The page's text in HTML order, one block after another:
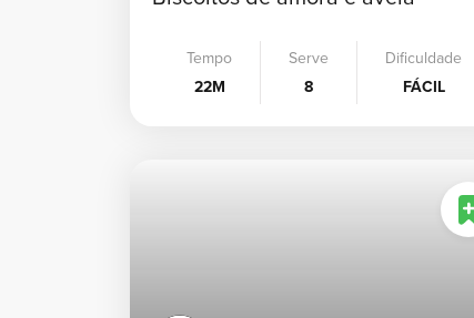
Tempo
22M
Serve
8
Dificuldade
FÁCIL